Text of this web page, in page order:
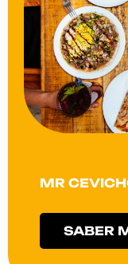
MR
SABER